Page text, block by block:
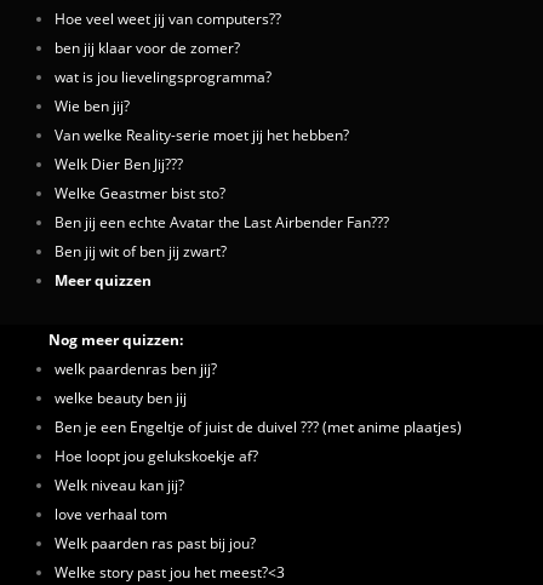
Hoe veel weet jij van computers??
ben jij klaar voor de zomer?
wat is jou lievelingsprogramma?
Wie ben jij?
Van welke Reality-serie moet jij het hebben?
Welk Dier Ben Jij???
Welke Geastmer bist sto?
Ben jij een echte Avatar the Last Airbender Fan???
Ben jij wit of ben jij zwart?
Meer quizzen
Nog meer quizzen:
welk paardenras ben jij?
welke beauty ben jij
Ben je een Engeltje of juist de duivel ??? (met anime plaatjes)
Hoe loopt jou gelukskoekje af?
Welk niveau kan jij?
love verhaal tom
Welk paarden ras past bij jou?
Welke story past jou het meest?<3